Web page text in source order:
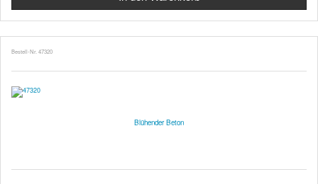
Bestell-Nr. 47320
Blühender Beton